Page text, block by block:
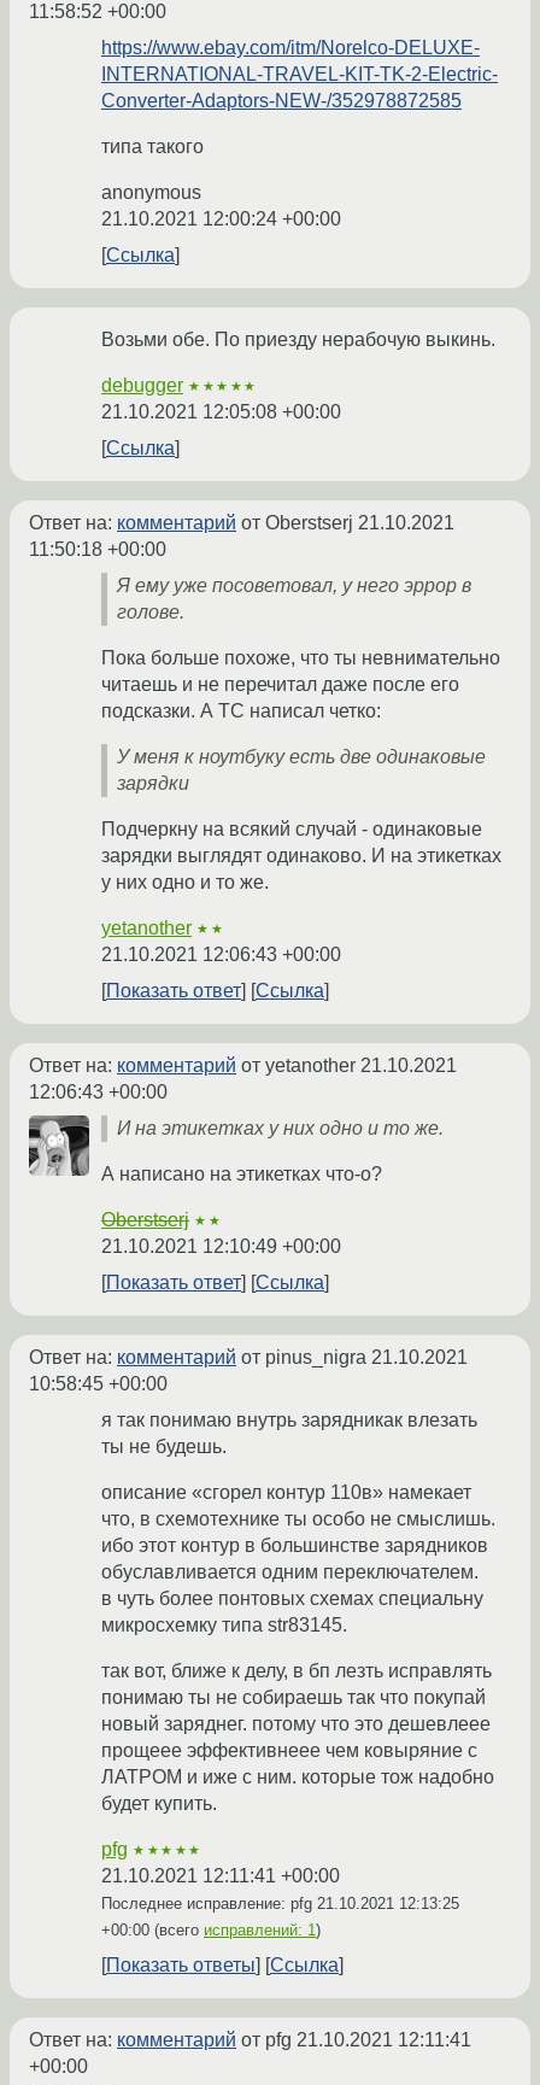
11:58:52 +00:00
https://www.ebay.com/itm/Norelco-DELUXE-
INTERNATIONAL-TRAVEL-KIT-TK-2-Electric-
Converter-Adaptors-NEW-/352978872585
типа такого
anonymous
21.10.2021 12:00:24 +00:00
Ссылка
Возьми обе. По приезду нерабочую выкинь.
debugger ★★★★★
21.10.2021 12:05:08 +00:00
Ссылка
Ответ на: комментарий от Oberstserj 21.10.2021
11:50:18 +00:00
Я ему уже посоветовал, у него эррор в
голове.
Пока больше похоже, что ты невнимательно
читаешь и не перечитал даже после его
подсказки. А ТС написал четко:
У меня к ноутбуку есть две одинаковые
зарядки
Подчеркну на всякий случай - одинаковые
зарядки выглядят одинаково. И на этикетках
у них одно и то же.
yetanother ★★
21.10.2021 12:06:43 +00:00
Показать ответ
Ссылка
Ответ на: комментарий от yetanother 21.10.2021
12:06:43 +00:00
И на этикетках у них одно и то же.
А написано на этикетках что-о?
Oberstserj ★★
21.10.2021 12:10:49 +00:00
Показать ответ
Ссылка
Ответ на: комментарий от pinus_nigra 21.10.2021
10:58:45 +00:00
я так понимаю внутрь зарядникак влезать
ты не будешь.
описание «сгорел контур 110в» намекает
что, в схемотехнике ты особо не смыслишь.
ибо этот контур в большинстве зарядников
обуславливается одним переключателем.
в чуть более понтовых схемах специальну
микросхемку типа str83145.
так вот, ближе к делу, в бп лезть исправлять
понимаю ты не собираешь так что покупай
новый заряднег. потому что это дешевлеее
прощеее эффективнеее чем ковыряние с
ЛАТРОМ и иже с ним. которые тож надобно
будет купить.
pfg ★★★★★
21.10.2021 12:11:41 +00:00
Последнее исправление: pfg 21.10.2021 12:13:25
+00:00 (всего исправлений: 1)
Показать ответы Ссылка
Ответ на: комментарий от pfg 21.10.2021 12:11:41
+00:00